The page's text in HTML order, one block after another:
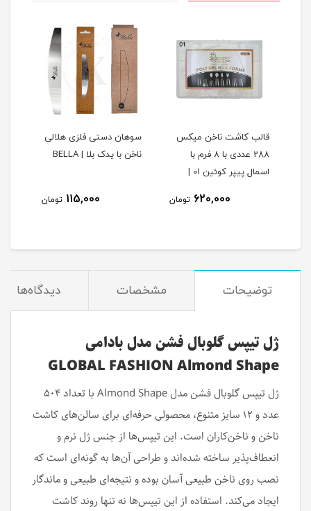
قالب کاشت ناخن میکس
288 عددی با 8 فرم با
اسمال پیپر کوئین 01 |
620,000 تومان
سوهان دستی فلزی هلالی
ناخن با یدک بلا | BELLA
115,000 تومان
توضیحات مشخصات دیدگاه‌ها
ژل تیپس گلوبال فشن مدل بادامی
GLOBAL FASHION Almond Shape
ژل تیپس گلوبال فشن مدل Almond Shape با تعداد ۵۰۴
عدد و ۱۲ سایز متنوع، محصولی حرفه‌ای برای سالن‌های کاشت
ناخن و ناخن‌کاران است. این تیپس‌ها از جنس ژل نرم و
انعطاف‌پذیر ساخته شده‌اند و طراحی آن‌ها به گونه‌ای است که
نصب روی ناخن طبیعی آسان بوده و نتیجه‌ای طبیعی و ماندگار
ایجاد می‌کند. استفاده از این تیپس‌ها نه تنها روند کاشت